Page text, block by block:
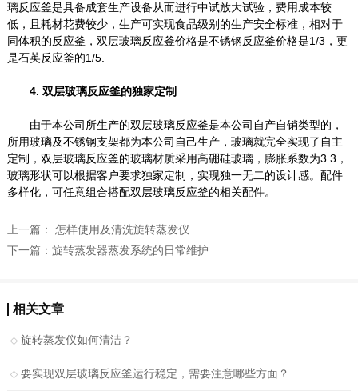
璃反应釜是具备成套生产设备从而进行中试放大试验，费用成本较
低，且耗材花费较少，生产可实现食品级别的生产安全标准，相对于
同体积的反应釜，双层玻璃反应釜价格是不锈钢反应釜价格是1/3，更
是石英反应釜的1/5.
4. 双层玻璃反应釜的独家定制
由于本公司所生产的双层玻璃反应釜是本公司自产自销类型的，
所用玻璃及不锈钢支架都为本公司自己生产，玻璃就完全实现了自主
定制，双层玻璃反应釜的玻璃材质采用高硼硅玻璃，膨胀系数为3.3，
玻璃形状可以根据客户要求独家定制，实现独一无二的设计感。配件
多样化，可任意组合搭配双层玻璃反应釜的相关配件。
上一篇：
怎样使用及清洗旋转蒸发仪
下一篇： 旋转蒸发器蒸发系统的日常维护
相关文章
旋转蒸发仪如何清洁？
要实现双层玻璃反应釜运行稳定，需要注意哪些方面？